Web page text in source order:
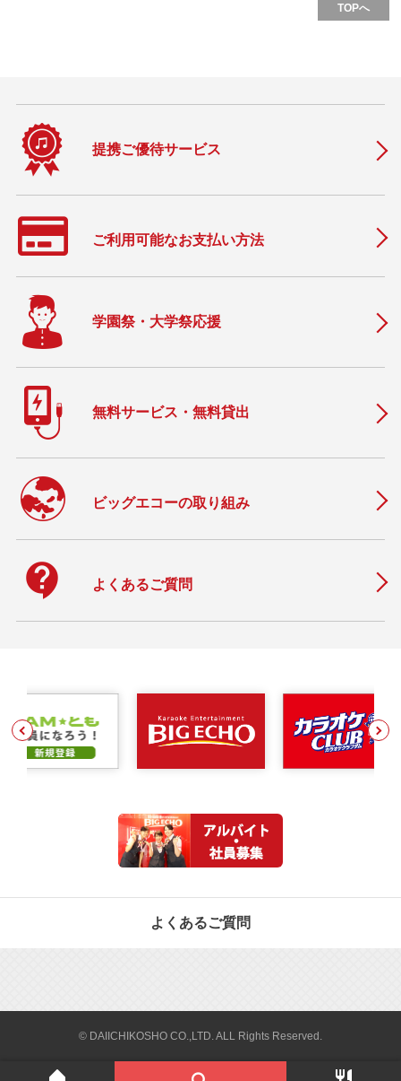
TOPへ
提携ご優待サービス
ご利用可能なお支払い方法
学園祭・大学祭応援
無料サービス・無料貸出
ビッグエコーの取り組み
contact_support よくあるご質問
よくあるご質問
© DAIICHIKOSHO CO.,LTD. ALL Rights Reserved.